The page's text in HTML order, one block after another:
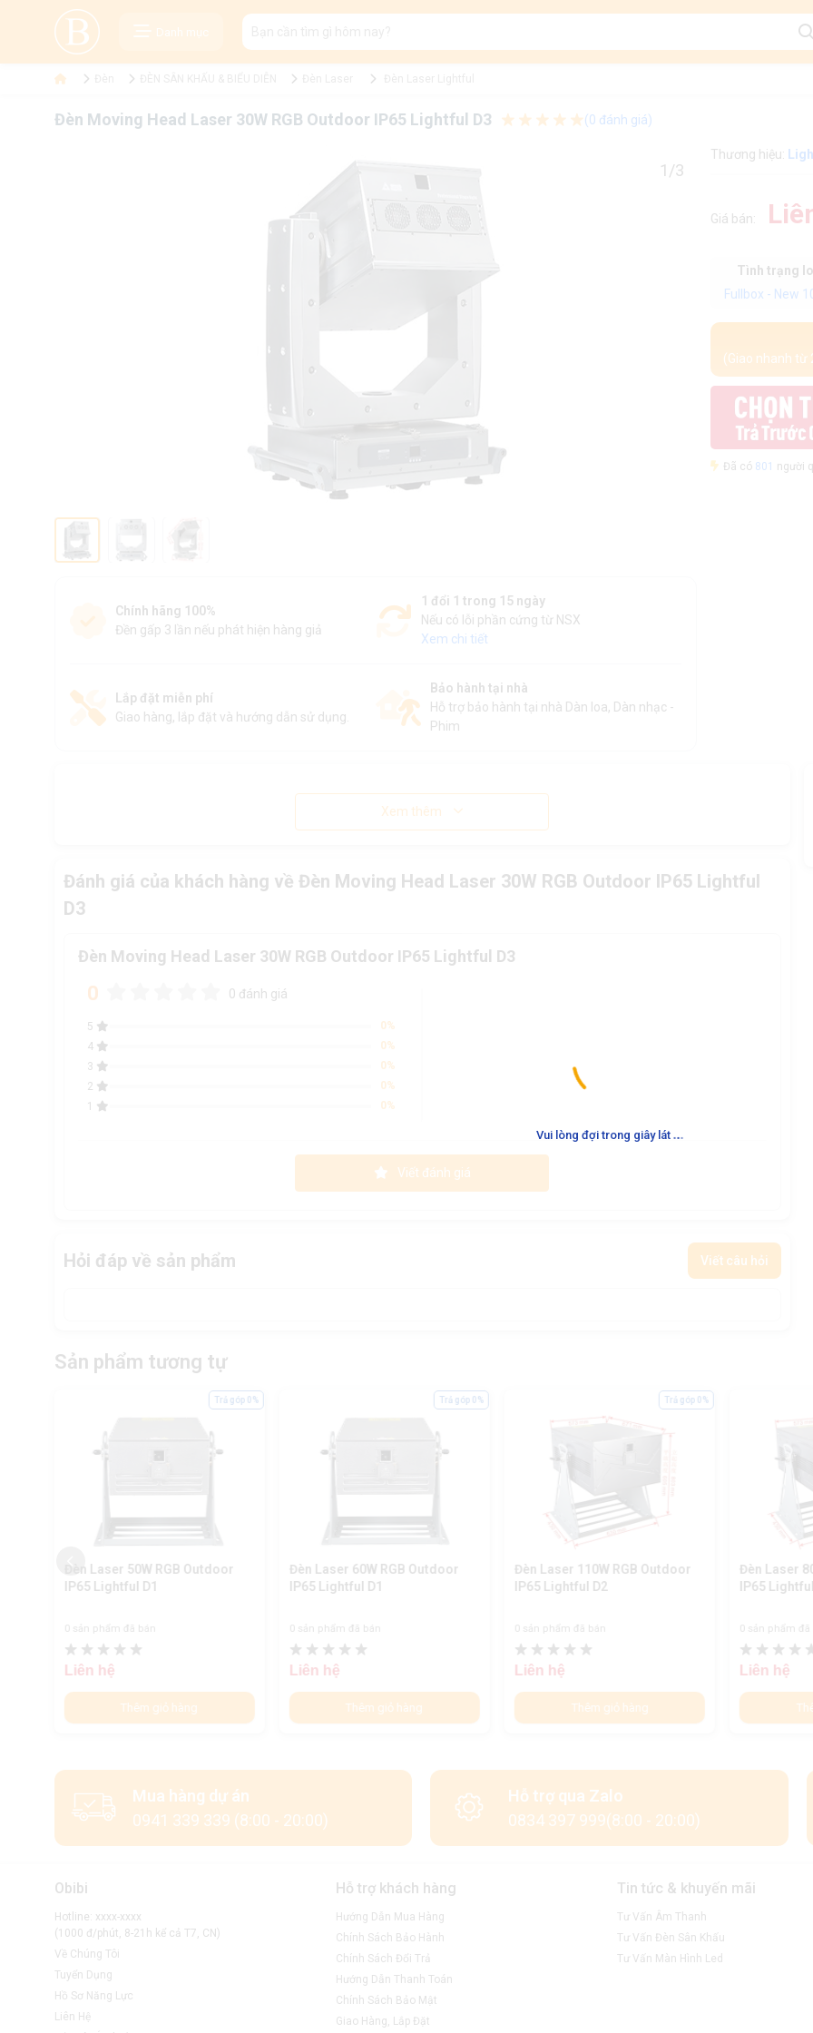
Vui lòng đợi trong giây lát ...
Danh mục
Đèn Moving Head Laser 30W RGB Outdoor IP65 Lightful D3 (0 đánh giá)
1/3
Chính hãng 100%
Đền gấp 3 lần nếu phát hiện hàng giả
1 đổi 1 trong 15 ngày
Nếu có lỗi phần cứng từ NSX
Xem chi tiết
Lắp đặt miễn phí
Giao hàng, lắp đặt và hướng dẫn sử dụng.
Bảo hành tại nhà
Hỗ trợ bảo hành tại nhà Dàn loa, Dàn nhạc -
Phim
Thương hiệu:
Giá bán:
Tình trạng
Fullbox - New
(Giao nhanh từ
Đã có 801 người
Xem thêm
Đánh giá của khách hàng về Đèn Moving Head Laser 30W RGB Outdoor IP65 Lightful
D3
Đèn Moving Head Laser 30W RGB Outdoor IP65 Lightful D3
0 0 đánh giá
5
0%
4
0%
3
0%
2
0%
1
0%
Viết đánh giá
Hỏi đáp về sản phẩm Viết câu hỏi
Sản phẩm tương tự
Đèn Laser 50W RGB Outdoor
IP65 Lightful D1
0 sản phẩm đã bán
Liên hệ
Thêm giỏ hàng
Trả góp 0%
Đèn Laser 60W RGB Outdoor
IP65 Lightful D1
0 sản phẩm đã bán
Liên hệ
Thêm giỏ hàng
Trả góp 0%
Đèn Laser 110W RGB Outdoor
IP65 Lightful D2
0 sản phẩm đã bán
Liên hệ
Thêm giỏ hàng
Trả góp 0%
Đèn Laser
IP65
0 sản phẩm đã
Liên hệ
Mua hàng dự án
0941 339 339 (8:00 - 20:00)
Hỗ trợ qua Zalo
0834 397 999(8:00 - 20:00)
Obibi
Hotline: xxxx-xxxx
(1000 đ/phút, 8-21h kể cả T7, CN)
Về Chúng Tôi
Tuyển Dụng
Hồ Sơ Năng Lực
Liên Hệ
Hỗ trợ khách hàng
Hướng Dẫn Mua Hàng
Chính Sách Bảo Hành
Chính Sách Đổi Trả
Hướng Dẫn Thanh Toán
Chính Sách Bảo Mật
Giao Hàng, Lắp Đặt
Tin tức & khuyến mãi
Tư Vấn Âm Thanh
Tư Vấn Đèn Sân Khấu
Tư Vấn Màn Hình Led